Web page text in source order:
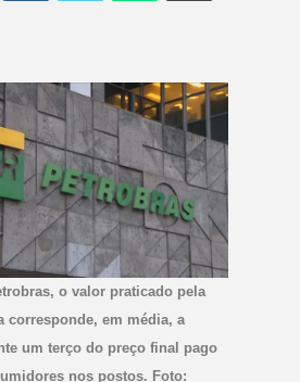
o valor praticado pela
corresponde, em média, a
um terço do preço final pago
nos postos. Foto: